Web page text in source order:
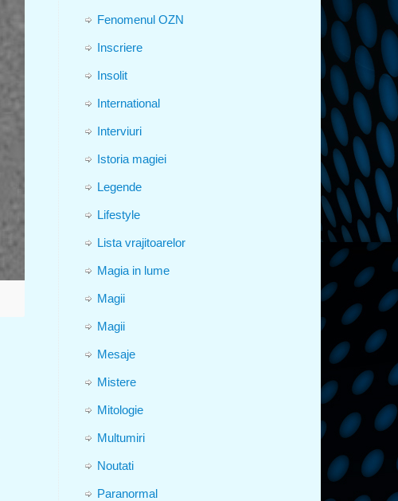
Fenomenul OZN
Inscriere
Insolit
International
Interviuri
Istoria magiei
Legende
Lifestyle
Lista vrajitoarelor
Magia in lume
Magii
Magii
Mesaje
Mistere
Mitologie
Multumiri
Noutati
Paranormal